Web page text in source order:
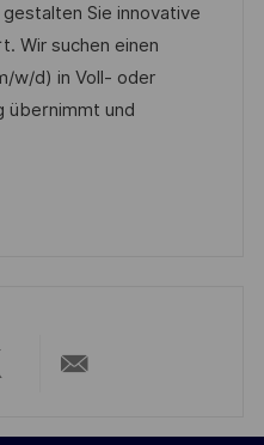
d
Sie innovative
Wir suchen einen
w/d) in Voll- oder
übernimmt und